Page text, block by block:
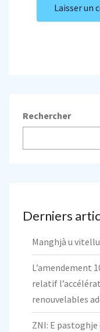
Rechercher
Derniers
Manghjà u
L’amendement
relatif
renouvelables
ZNI: E